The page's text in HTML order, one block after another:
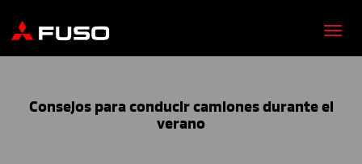
Consejos para conducir camiones durante el
verano